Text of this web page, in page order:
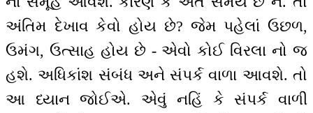
અંતિમ દેખાવ કેવો હોય છે? જેમ પહેલાં ઉછળ,
ઉમંગ, ઉત્સાહ હોય છે - એવો કોઈ વિરલા નો જ
હશે. અધિકાંશ સંબંધ અને સંપર્ક વાળા આવશે. તો
આ ધ્યાન જોઈએ. એવું નહિં કે સંપર્ક વાળી